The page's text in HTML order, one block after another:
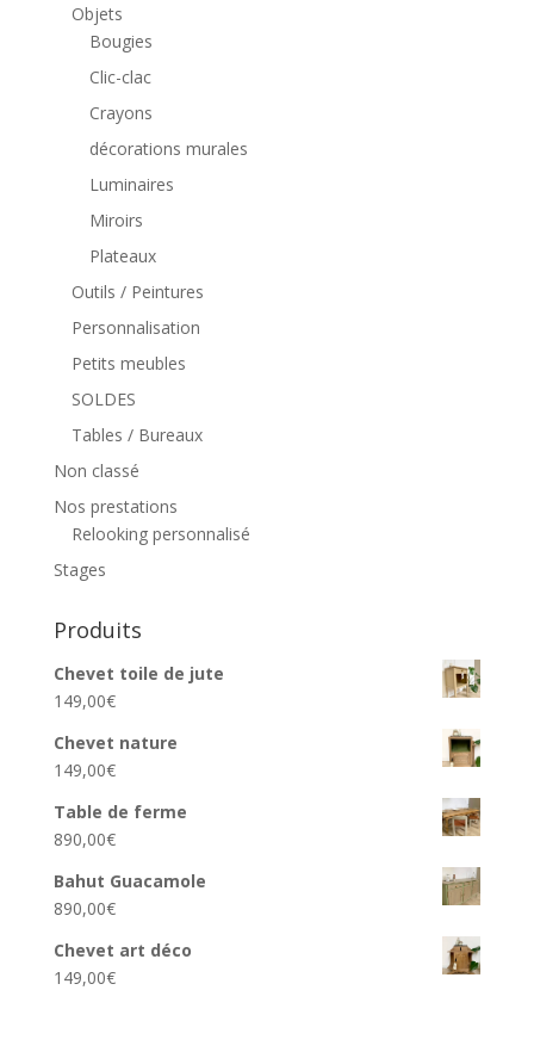
Objets
Bougies
Clic-clac
Crayons
décorations murales
Luminaires
Miroirs
Plateaux
Outils / Peintures
Personnalisation
Petits meubles
SOLDES
Tables / Bureaux
Non classé
Nos prestations
Relooking personnalisé
Stages
Produits
Chevet toile de jute
149,00€
Chevet nature
149,00€
Table de ferme
890,00€
Bahut Guacamole
890,00€
Chevet art déco
149,00€